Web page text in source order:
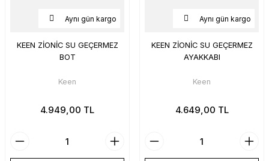
Aynı gün kargo
KEEN ZİONİC SU GEÇERMEZ
BOT
Keen
4.949,00 TL
Aynı gün kargo
KEEN ZİONİC SU GEÇERMEZ
AYAKKABI
Keen
4.649,00 TL